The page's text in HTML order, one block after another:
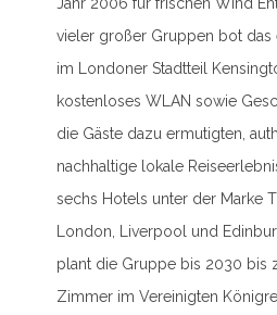
vieler großer Gruppen bot
im Londoner Stadtteil
kostenloses WLAN sowie
die Gäste dazu ermutigten,
nachhaltige lokale
sechs Hotels unter der Marke
London, Liverpool und
plant die Gruppe bis 2030 bis
Zimmer im Vereinigten